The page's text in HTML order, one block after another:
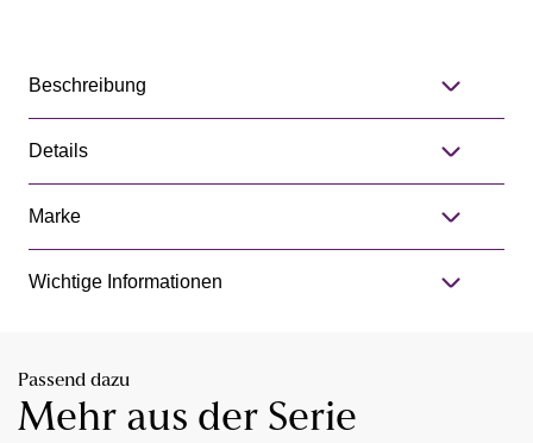
Beschreibung
Details
Marke
Wichtige Informationen
Passend dazu
Mehr aus der Serie